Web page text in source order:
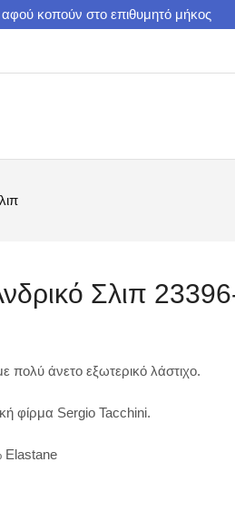
αφού κοπούν στο επιθυμητό μήκος
Σλιπ
πολύ άνετο εξωτερικό λάστιχο.
φίρμα Sergio Tacchini.
Elastane